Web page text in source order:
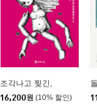
조각나고 찢긴,
16,200원 (10% 할인)